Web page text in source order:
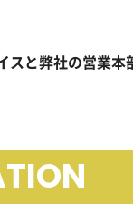
と弊社の営業